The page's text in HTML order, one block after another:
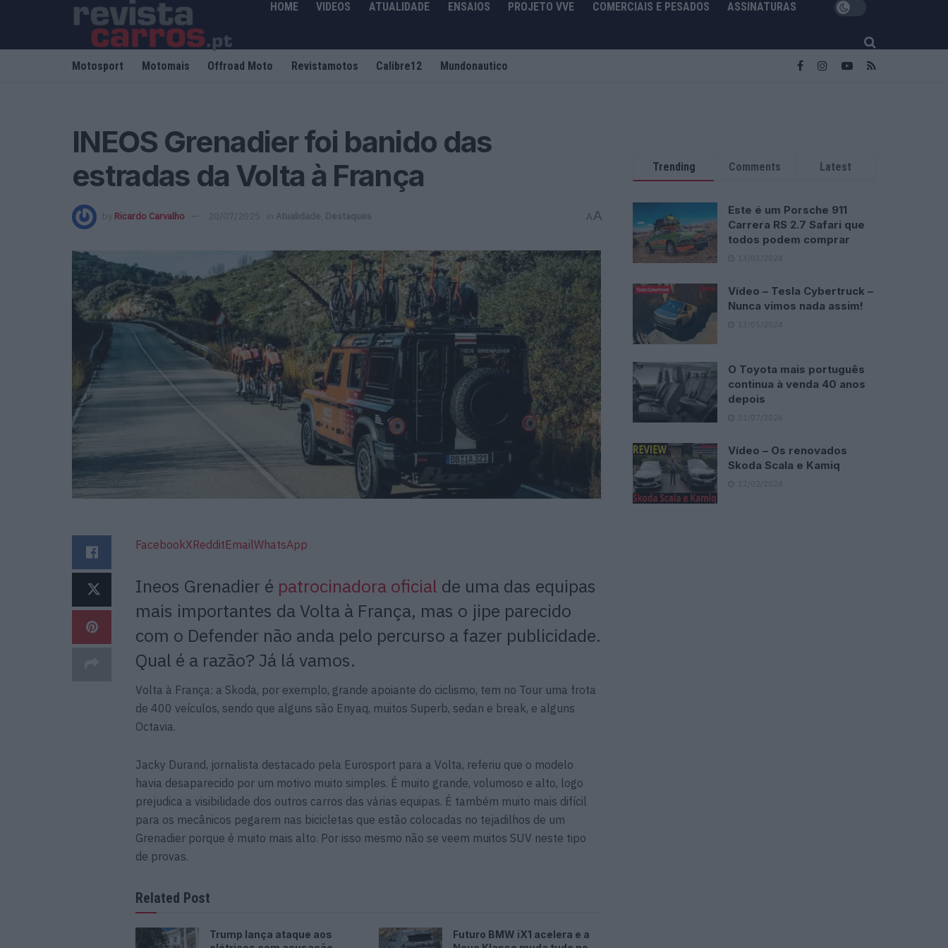
HOME VIDEOS ATUALIDADE ENSAIOS PROJETO VVE COMERCIAIS E PESADOS ASSINATURAS
Motosport Motomais Offroad Moto Revistamotos Calibre12 Mundonautico
INEOS Grenadier foi banido das
estradas da Volta à França
by Ricardo Carvalho 20/07/2025 in Atualidade Destaques AA
FacebookXRedditEmailWhatsApp
Ineos Grenadier é patrocinadora oficial de uma das equipas
mais importantes da Volta à França, mas o jipe parecido
com o Defender não anda pelo percurso a fazer publicidade.
Qual é a razão? Já lá vamos.
Volta à França: a Skoda, por exemplo, grande apoiante do ciclismo, tem no Tour uma frota
de 400 veículos, sendo que alguns são Enyaq, muitos Superb, sedan e break, e alguns
Octavia.
Jacky Durand, jornalista destacado pela Eurosport para a Volta, referiu que o modelo
havia desaparecido por um motivo muito simples. É muito grande, volumoso e alto, logo
prejudica a visibilidade dos outros carros das várias equipas. É também muito mais difícil
para os mecânicos pegarem nas bicicletas que estão colocadas no tejadilhos de um
Grenadier porque é muito mais alto. Por isso mesmo não se veem muitos SUV neste tipo
de provas.
Related Post
Trump lança ataque aos
Futuro BMW iX1 acelera e a
Trending Comments Latest
Este é um Porsche 911
Carrera RS 2.7 Safari que
todos podem comprar
13/03/2024
Vídeo – Tesla Cybertruck –
Nunca vimos nada assim!
13/05/2024
O Toyota mais português
continua à venda 40 anos
depois
31/07/2026
Vídeo – Os renovados
Skoda Scala e Kamiq
12/02/2024